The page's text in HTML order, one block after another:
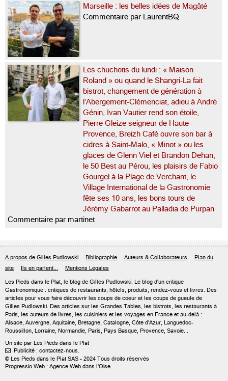
Marseille : les belles idées de Magâté
Commentaire par LaurentBQ
Les chuchotis du lundi : « Maison
Roland » ou quand le Shangri-La fait
bistrot, changement de génération à
l’Abergement-Clémenciat, adieu à André
Génin, Ivan Vautier rend son étoile,
Pierre Gleize seigneur de Haute-
Provence, Breizh Café ouvre son bar à
cidres à Saint-Malo, « Minot » ou les
glaces de Glenn Viel et Brandon Dehan,
le 50 Best au Pérou, les plaisirs de Fabio
Gourgel à la Plage de Verchant, le
Village International de la Gastronomie
fête ses 10 ans, les bons tours de
Jérémy Gabarrot au Palladia de Purpan
Commentaire par martinet
A propos de Gilles Pudlowski Bibliographie Auteurs & Collaborateurs
Plan du
site
Ils en parlent... Mentions Légales
Les Pieds dans le Plat, le blog de Gilles Pudlowski. Le blog d'un critique
Gastronomique : critiques de restaurants, hôtels, produits, rendez-vous et livres. Des
articles pour vous faire découvrir les coups de coeur et les coups de gueule de
Gilles Pudlowski. Des articles sur les Grandes Tables, les bistrots, les restaurants à
Paris, les auteurs de livres, les cuisiniers et les voyages en France et au-delà :
Alsace, Auvergne, Aquitaine, Bretagne, Catalogne, Côte d'Azur, Languedoc-
Roussillon, Lorraine, Normandie, Paris, Pays Basque, Provence, Savoie...
Un site par Les Pieds dans le Plat
 Publicité : contactez-nous.
© Les Pieds dans le Plat SAS - 2024 Tous droits réservés
Progressio Web : Agence Web dans l'Oise